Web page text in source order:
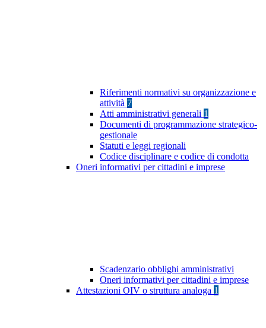
Riferimenti normativi su organizzazione e
attività 7
Atti amministrativi generali 1
Documenti di programmazione strategico-
gestionale
Statuti e leggi regionali
Codice disciplinare e codice di condotta
Oneri informativi per cittadini e imprese
Scadenzario obblighi amministrativi
Oneri informativi per cittadini e imprese
Attestazioni OIV o struttura analoga 1